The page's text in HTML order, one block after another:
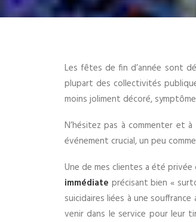
Les fêtes de fin d’année sont
plupart des collectivités
moins joliment décoré,
N’hésitez pas à commenter et
événement crucial, un peu
Une de mes clientes a été
immédiate précisant bien «
suicidaires liées à une
venir dans le service pour leur